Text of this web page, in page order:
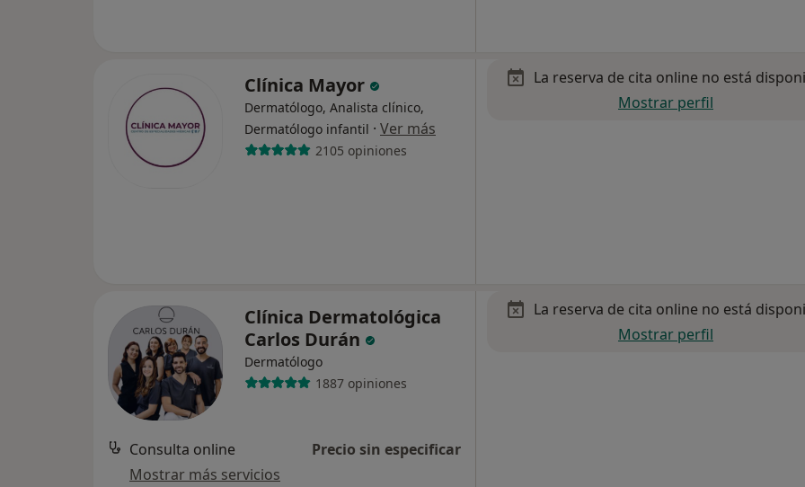
Clínica Mayor
Dermatólogo, Analista clínico,
Dermatólogo infantil · Ver más
2105 opiniones
La reserva de cita online no está
Mostrar perfil
Clínica Dermatológica
Carlos Durán
Dermatólogo
1887 opiniones
Consulta online
Precio sin especificar
Mostrar más servicios
La reserva de cita online no está
Mostrar perfil